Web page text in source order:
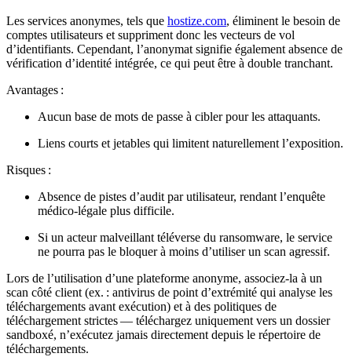
Les services anonymes, tels que hostize.com, éliminent le besoin de
comptes utilisateurs et suppriment donc les vecteurs de vol
d’identifiants. Cependant, l’anonymat signifie également absence de
vérification d’identité intégrée, ce qui peut être à double tranchant.
Avantages :
Aucun base de mots de passe à cibler pour les attaquants.
Liens courts et jetables qui limitent naturellement l’exposition.
Risques :
Absence de pistes d’audit par utilisateur, rendant l’enquête
médico‑légale plus difficile.
Si un acteur malveillant téléverse du ransomware, le service
ne pourra pas le bloquer à moins d’utiliser un scan agressif.
Lors de l’utilisation d’une plateforme anonyme, associez‑la à un
scan côté client (ex. : antivirus de point d’extrémité qui analyse les
téléchargements avant exécution) et à des politiques de
téléchargement strictes— téléchargez uniquement vers un dossier
sandboxé, n’exécutez jamais directement depuis le répertoire de
téléchargements.